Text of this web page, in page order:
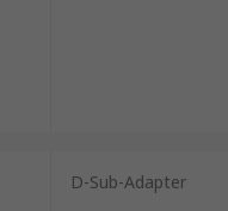
D-Sub-Adapter